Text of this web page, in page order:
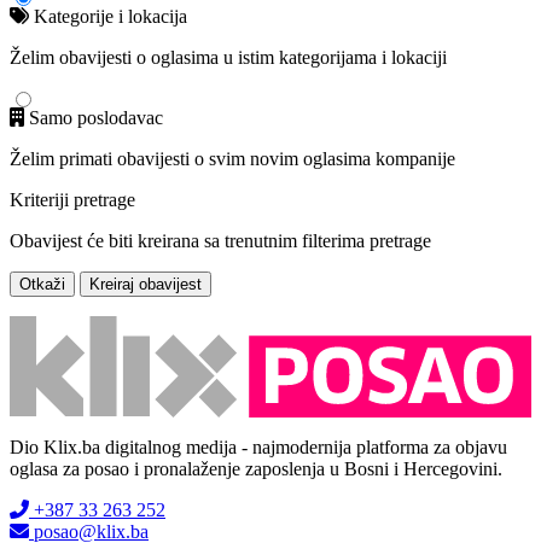
Kategorije i lokacija
Želim obavijesti o oglasima u istim kategorijama i lokaciji
Samo poslodavac
Želim primati obavijesti o svim novim oglasima kompanije
Kriteriji pretrage
Obavijest će biti kreirana sa trenutnim filterima pretrage
Otkaži Kreiraj obavijest
Dio Klix.ba digitalnog medija - najmodernija platforma za objavu
oglasa za posao i pronalaženje zaposlenja u Bosni i Hercegovini.
+387 33 263 252
posao@klix.ba